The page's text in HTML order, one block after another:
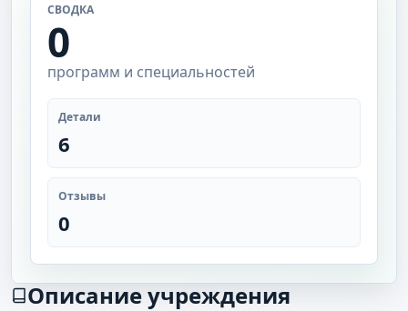
СВОДКА
0
программ и специальностей
Детали
6
Отзывы
0
Описание учреждения